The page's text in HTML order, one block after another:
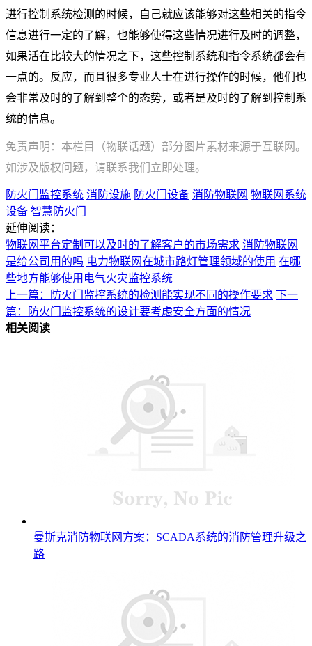
进行控制系统检测的时候，自己就应该能够对这些相关的指令
信息进行一定的了解，也能够使得这些情况进行及时的调整，
如果活在比较大的情况之下，这些控制系统和指令系统都会有
一点的。反应，而且很多专业人士在进行操作的时候，他们也
会非常及时的了解到整个的态势，或者是及时的了解到控制系
统的信息。
免责声明：本栏目（物联话题）部分图片素材来源于互联网。
如涉及版权问题，请联系我们立即处理。
防火门监控系统 消防设施 防火门设备 消防物联网 物联网系统
设备 智慧防火门
延伸阅读：
物联网平台定制可以及时的了解客户的市场需求 消防物联网
是给公司用的吗 电力物联网在城市路灯管理领域的使用 在哪
些地方能够使用电气火灾监控系统
上一篇：防火门监控系统的检测能实现不同的操作要求 下一
篇：防火门监控系统的设计要考虑安全方面的情况
相关阅读
曼斯克消防物联网方案：SCADA系统的消防管理升级之
路